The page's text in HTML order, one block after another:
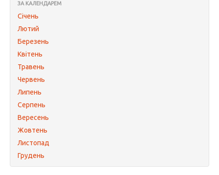
ЗА КАЛЕНДАРЕМ
Січень
Лютий
Березень
Квітень
Травень
Червень
Липень
Серпень
Вересень
Жовтень
Листопад
Грудень